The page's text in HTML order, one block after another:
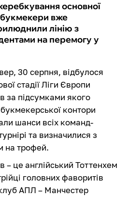
основної
букмекери вже
лінію з
на перемогу у
30 серпня, відбулося
стадії Ліги Європи
за підсумками якого
контори
шанси всіх команд-
та визначилися з
на трофей.
– це англійський Тоттенхем
головних фаворитів
АПЛ – Манчестер